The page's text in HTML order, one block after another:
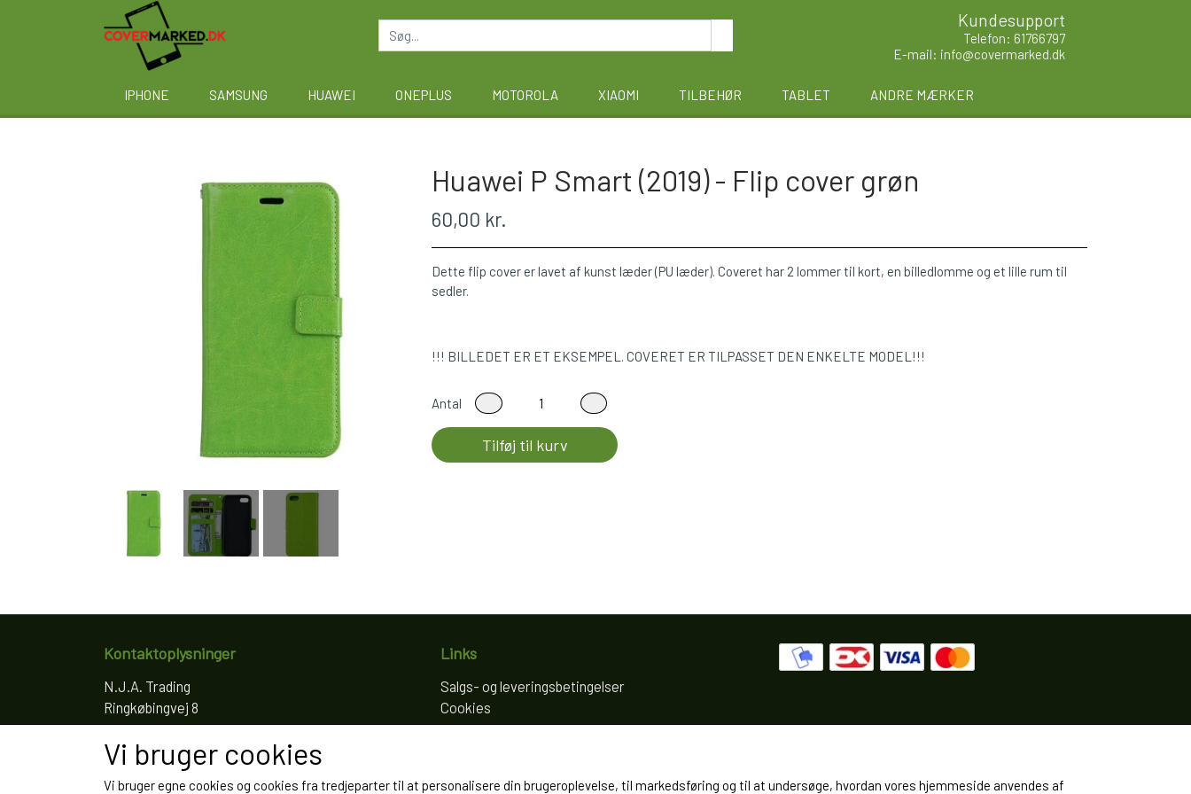
Kundesupport
Telefon: 61766797
E-mail: info@covermarked.dk
IPHONE SAMSUNG HUAWEI ONEPLUS MOTOROLA XIAOMI TILBEHØR TABLET ANDRE MÆRKER
Huawei P Smart (2019) - Flip cover grøn
60,00 kr.
Dette flip cover er lavet af kunst læder (PU læder). Coveret har 2 lommer til kort, en billedlomme og et lille rum til
sedler.
!!! BILLEDET ER ET EKSEMPEL. COVERET ER TILPASSET DEN ENKELTE MODEL!!!
Antal
Tilføj til kurv
Kontaktoplysninger
N.J.A. Trading
Ringkøbingvej 8
4200 Slagelse
Telefon: 61766797
CVR: 35022155
Links
Salgs- og leveringsbetingelser
Cookies
Fortrydelse og reklamation
Vi bruger cookies
Vi bruger egne cookies og cookies fra tredjeparter til at personalisere din brugeroplevelse, til markedsføring og til at undersøge, hvordan vores hjemmeside anvendes af